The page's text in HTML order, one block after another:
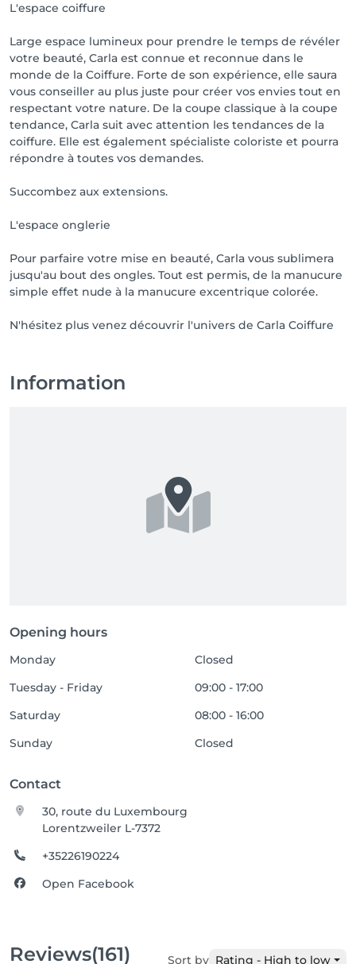
L'espace coiffure
Large espace lumineux pour prendre le temps de révéler
votre beauté, Carla est connue et reconnue dans le
monde de la Coiffure. Forte de son expérience, elle saura
vous conseiller au plus juste pour créer vos envies tout en
respectant votre nature. De la coupe classique à la coupe
tendance, Carla suit avec attention les tendances de la
coiffure. Elle est également spécialiste coloriste et pourra
répondre à toutes vos demandes.
Succombez aux extensions.
L'espace onglerie
Pour parfaire votre mise en beauté, Carla vous sublimera
jusqu'au bout des ongles. Tout est permis, de la manucure
simple effet nude à la manucure excentrique colorée.
N'hésitez plus venez découvrir l'univers de Carla Coiffure
Information
Opening hours
Monday
Closed
Tuesday - Friday
09:00 - 17:00
Saturday
08:00 - 16:00
Sunday
Closed
Contact
30, route du Luxembourg
Lorentzweiler L-7372
+35226190224
Open Facebook
Reviews(161) Sort by Rating - High to low